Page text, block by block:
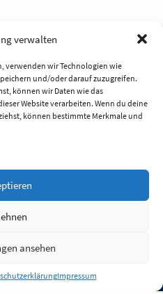
verwalten
verwenden wir Technologien wie
und/oder darauf zuzugreifen.
können wir Daten wie das
Website verarbeiten. Wenn du deine
können bestimmte Merkmale und
ansehen
Impressum